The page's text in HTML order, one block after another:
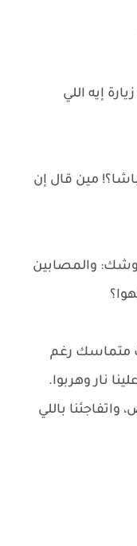
إيه اللي
باشا؟! مين قال إن
وشك: والمصابين
متماسك رغم
نار وهربوا.
واتفاجئنا باللي